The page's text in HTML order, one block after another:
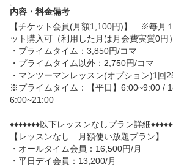
フのご案内まで待ち下さい。
※予約時刻より10分以上前にご来
前のご予約者様ご案内中にて受付
お待ちいただく場合がございます
5分前のご来店にご協力お願いしま
03　体験のご案内を開始し、ワン
験、その次に機器活用法及び施設
内容・料金備考
【チケット会員(月額1,100円)】　※毎月
ット購入可（利用した月は月会費実質0円）
・プライムタイム：3,850円/コマ
・プライムタイム以外：2,750円/コマ
・マンツーマンレッスン(オプション)1回
※プライムタイム：【平日】6:00~9:00 /
6:00~21:00
♦♦♦♦♦♦♦以下レッスンなしプラン詳細
【レッスンなし　月額使い放題プラン】
・オールタイム会員：16,500円/月
・平日デイ会員：13,200/月